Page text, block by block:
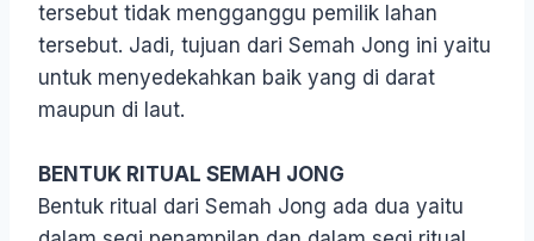
tersebut tidak mengganggu pemilik lahan
tersebut. Jadi, tujuan dari Semah Jong ini yaitu
untuk menyedekahkan baik yang di darat
maupun di laut.
BENTUK RITUAL SEMAH JONG
Bentuk ritual dari Semah Jong ada dua yaitu